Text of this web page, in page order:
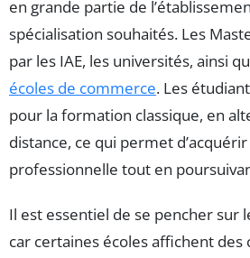
en grande partie de
spécialisation souhaités. Les
par les IAE, les universités, ainsi
écoles de commerce. Les
pour la formation classique, en
distance, ce qui permet
professionnelle tout en
Il est essentiel de se pencher sur
car certaines écoles affichent des